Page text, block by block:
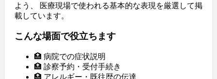
よう、 医療現場で使われる基本的な表現を厳選して掲
載しています。
こんな場面で役立ちます
🏥 病院での症状説明
🏥 診察予約・受付手続き
🏥 アレルギー・既往歴の伝達